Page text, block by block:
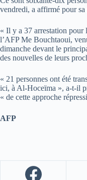
vendredi, a affirmé pour
« Il y a 37 arrestation pour
l’AFP Me Bouchtaoui,
dimanche devant le
des nouvelles de leurs
« 21 personnes ont été
ici, à Al-Hoceïma », a-t-il
« de cette approche
AFP